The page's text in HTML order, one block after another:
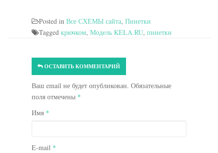
Posted in Все СХЕМЫ сайта, Пинетки
Tagged крючком, Модель KELA.RU, пинетки
ОСТАВИТЬ КОММЕНТАРИЙ
Ваш email не будет опубликован. Обязательные
поля отмечены *
Имя *
E-mail *